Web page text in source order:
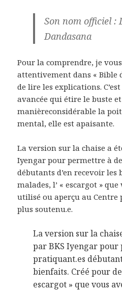
Son nom officiel :
Dandasana
Pour la comprendre, je
attentivement dans « Bible
de lire les explications.
avancée qui étire le buste
manièreconsidérable la
mental, elle est apaisante.
La version sur la chaise a
Iyengar pour permettre à
débutants d’en recevoir les
malades, l’ « escargot »
utilisé ou aperçu au Centre
plus soutenu.e.
La version sur la
par BKS Iyengar pour
pratiquant.es
bienfaits. Créé pour
escargot » que vous